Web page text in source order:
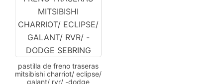
pastilla de freno traseras
mitsibishi charriot/ eclipse/
galant/ rvr/ -dodge